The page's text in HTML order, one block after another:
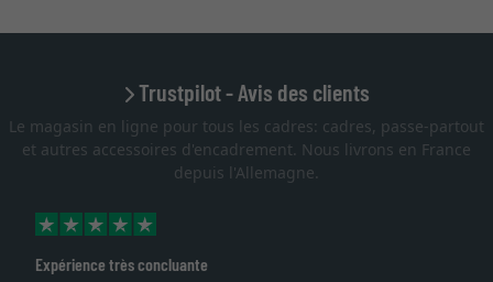
Trustpilot - Avis des clients
Le magasin en ligne pour tous les cadres: cadres, passe-partout
et autres accessoires d'encadrement. Nous livrons en France
depuis l'Allemagne.
très concluante